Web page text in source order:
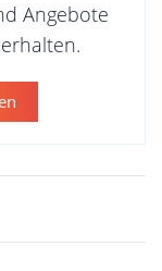
Angebote